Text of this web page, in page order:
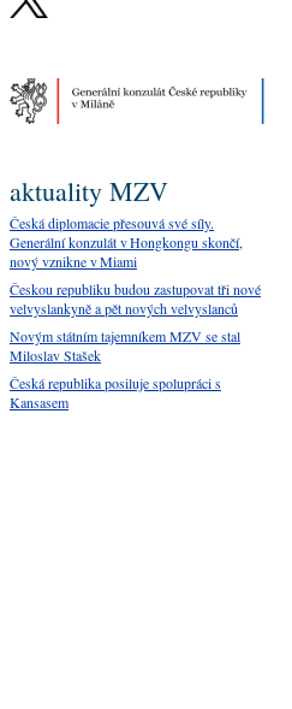
aktuality MZV
Česká diplomacie přesouvá své síly.
Generální konzulát v Hongkongu skončí,
nový vznikne v Miami
Českou republiku budou zastupovat tři nové
velvyslankyně a pět nových velvyslanců
Novým státním tajemníkem MZV se stal
Miloslav Stašek
Česká republika posiluje spolupráci s
Kansasem